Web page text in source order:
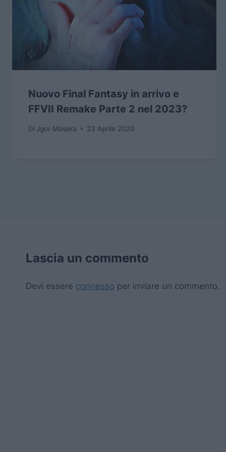
Nuovo Final Fantasy in arrivo e
FFVII Remake Parte 2 nel 2023?
Di Jgor Masera 23 Aprile 2020
Lascia un commento
Devi essere connesso per inviare un commento.